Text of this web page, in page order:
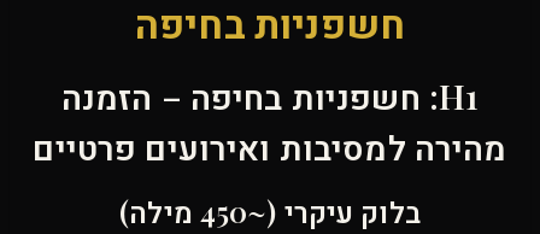
חשפניות בחיפה
H1: חשפניות בחיפה – הזמנה
מהירה למסיבות ואירועים פרטיים
בלוק עיקרי (~450 מילה)